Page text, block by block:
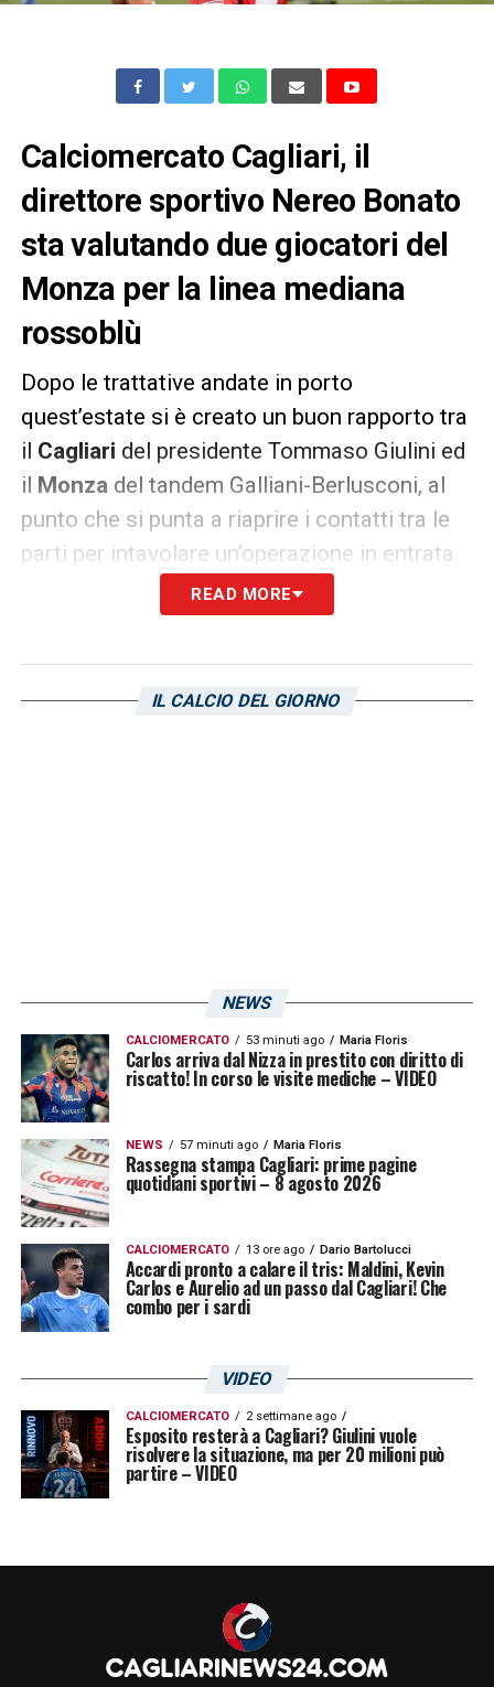
Calciomercato Cagliari, il
direttore sportivo Nereo Bonato
sta valutando due giocatori del
Monza per la linea mediana
rossoblù
Dopo le trattative andate in porto
quest’estate si è creato un buon rapporto tra
il Cagliari del presidente Tommaso Giulini ed
il Monza del tandem Galliani-Berlusconi, al
punto che si punta a riaprire i contatti tra le
parti per intavolare un’operazione in entrata.
Infatti il direttore sportivoNereo Bonato
incaricato di trovare un centrocampista
giocatori della formazione allenata da
insistenza.
LA PLAYLIST DELLE NOSTRE TOP NEWS
READ MORE
IL CALCIO DEL GIORNO
NEWS
CALCIOMERCATO 53 minuti ago Maria Floris
Carlos arriva dal Nizza in prestito con diritto di
riscatto! In corso le visite mediche – VIDEO
NEWS 57 minuti ago Maria Floris
Rassegna stampa Cagliari: prime pagine
quotidiani sportivi – 8 agosto 2026
CALCIOMERCATO 13 ore ago Dario Bartolucci
Accardi pronto a calare il tris: Maldini, Kevin
Carlos e Aurelio ad un passo dal Cagliari! Che
combo per i sardi
VIDEO
CALCIOMERCATO 2 settimane ago
Esposito resterà a Cagliari? Giulini vuole
risolvere la situazione, ma per 20 milioni può
partire – VIDEO